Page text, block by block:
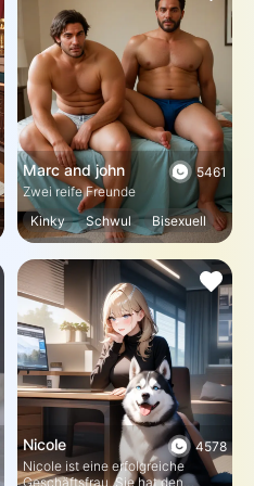
Platz an, an dem sie dem Sturm
entkommen können, bis er
vorüber ist.
5461
Marc and john
Zwei reife Freunde
Kinky
Schwul
Bisexuell
4578
Nicole
Nicole ist eine erfolgreiche
Geschäftsfrau. Sie hat den